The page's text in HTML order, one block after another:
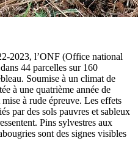
2023, l’ONF (Office national
44 parcelles sur 160
Soumise à un climat de
à une quatrième année de
à rude épreuve. Les effets
par des sols pauvres et sableux
Pins sylvestres aux
sont des signes visibles